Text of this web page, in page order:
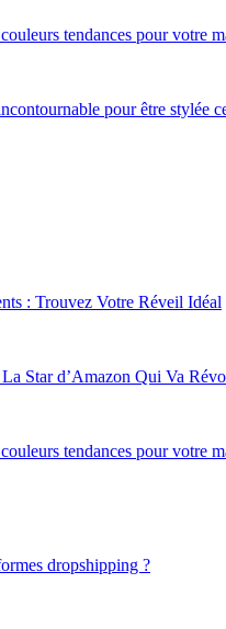
tendances pour votre
pour être stylée
: Trouvez Votre Réveil Idéal
Star d’Amazon Qui Va
tendances pour votre
dropshipping ?